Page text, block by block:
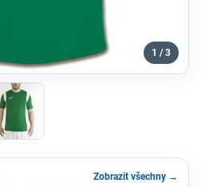
1 / 3
Zobrazit všechny →